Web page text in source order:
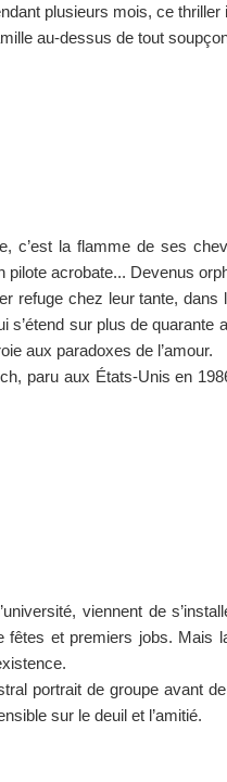
plusieurs mois, ce thriller
au-dessus de tout
c’est la flamme de ses
pilote acrobate... Devenus
refuge chez leur tante, dans
s’étend sur plus de quarante
aux paradoxes de l’amour.
paru aux États-Unis en
viennent de
fêtes et premiers jobs. Mais
portrait de groupe avant
sur le deuil et l’amitié.